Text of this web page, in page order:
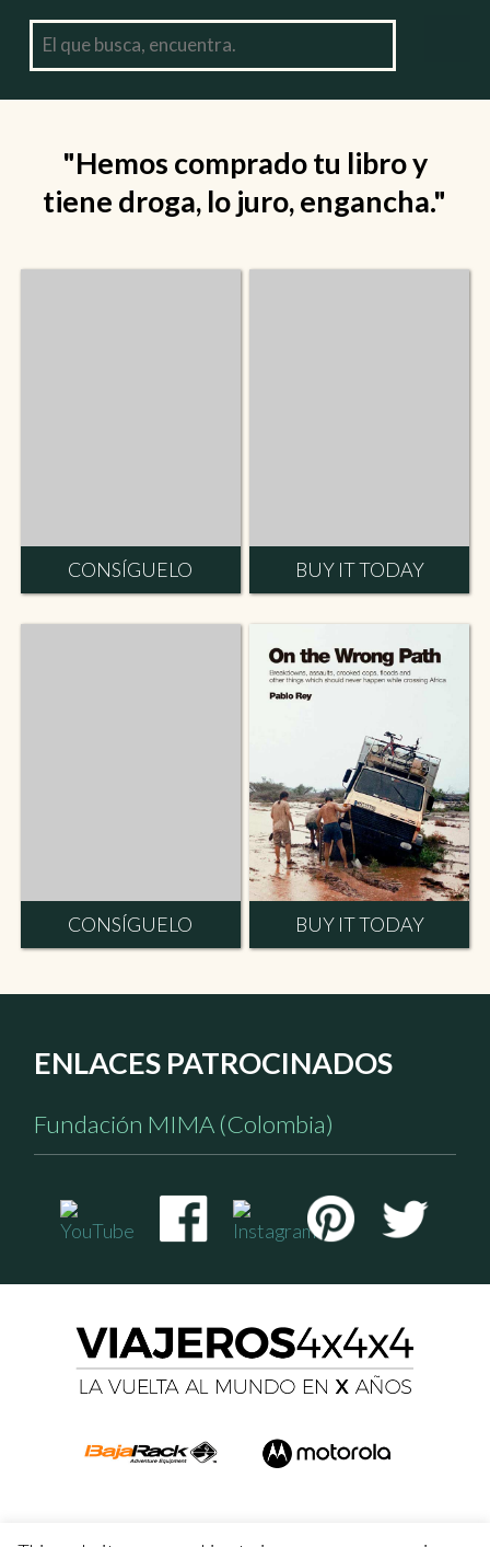
"Hemos comprado tu libro y
tiene droga, lo juro, engancha."
CONSÍGUELO BUY IT TODAY
CONSÍGUELO BUY IT TODAY
ENLACES PATROCINADOS
Fundación MIMA (Colombia)